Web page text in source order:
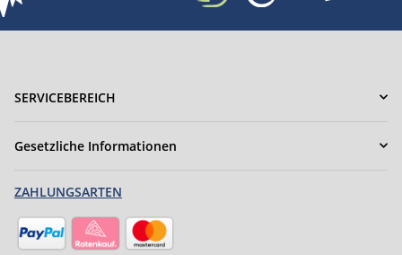
SERVICEBEREICH
Gesetzliche Informationen
ZAHLUNGSARTEN